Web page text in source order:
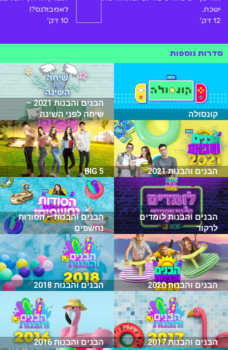
ישכח.
12 דק'
לאמבולנס?!
10 דק'
סדרות נוספות
קונסולה
הבנים והבנות 2021 –
שיחה לפני השינה
הבנים והבנות 2021 BIG 5
הבנים והבנות לומדים
לרקוד
הבנים והבנות – הסודות
נחשפים
הבנים והבנות 2020 הבנים והבנות 2018
הבנים והבנות 2017 הבנים והבנות 2016